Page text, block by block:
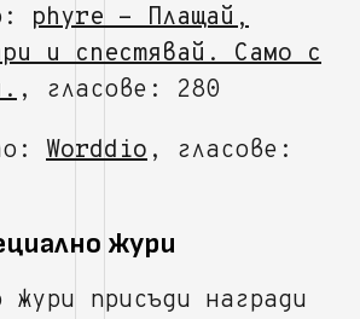
phyre - Плащай,
и спестявай. Само с
, гласове: 280
Worddio, гласове:
жури
жури присъди награди